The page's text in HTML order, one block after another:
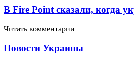
В Fire Point сказали, когда
Читать комментарии
Новости Украины